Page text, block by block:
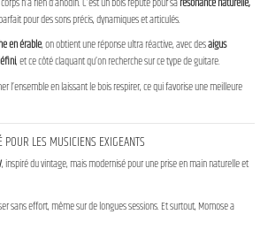
pour des sons précis, dynamiques et articulés.
en érable, on obtient une réponse ultra réactive, avec desaigus
, et ce côté claquant qu’on recherche sur ce type de guitare.
l’ensemble en laissant le bois respirer, ce qui favorise une meilleure
POUR LES MUSICIENS EXIGEANTS
, inspiré du vintage, mais modernisé pour une prise en main naturelle et
sans effort, même sur de longues sessions. Et surtout, Momose a